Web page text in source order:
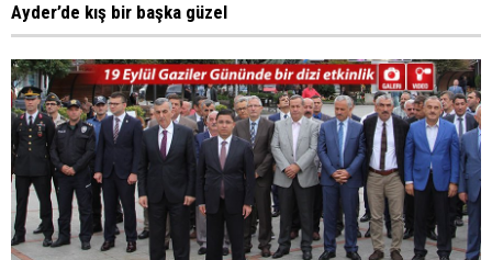
Ayder’de kış bir başka güzel